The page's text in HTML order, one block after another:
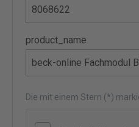
product_name
Die mit einem Stern (*)